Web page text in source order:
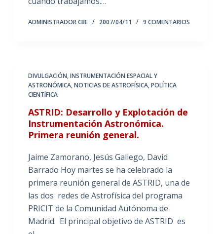
ADMINISTRADOR CBE 2007/04/11 9 COMENTARIOS
DIVULGACIÓN,INSTRUMENTACIÓN ESPACIAL Y
ASTRONÓMICA,NOTICIAS DE ASTROFÍSICA,POLÍTICA
CIENTÍFICA
ASTRID: Desarrollo y Explotación de
Instrumentación Astronómica.
Primera reunión general.
Jaime Zamorano, Jesús Gallego, David
Barrado Hoy martes se ha celebrado la
primera reunión general de ASTRID, una de
las dos redes de Astrofísica del programa
PRICIT de la Comunidad Autónoma de
Madrid. El principal objetivo de ASTRID es